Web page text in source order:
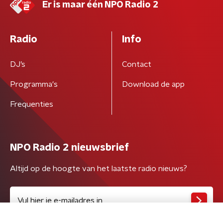
Er is maar één NPO Radio 2
Radio
DJ’s
Programma's
Frequenties
Info
Contact
Download de app
NPO Radio 2 nieuwsbrief
Altijd op de hoogte van het laatste radio nieuws?